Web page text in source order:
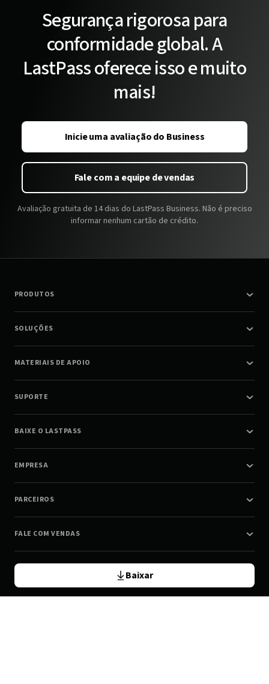
Segurança rigorosa para
conformidade global. A
LastPass oferece isso e muito
mais!
Inicie uma avaliação do Business
Fale com a equipe de vendas
Avaliação gratuita de 14 dias do LastPass Business. Não é preciso
informar nenhum cartão de crédito.
PRODUTOS
SOLUÇÕES
MATERIAIS DE APOIO
SUPORTE
BAIXE O LASTPASS
EMPRESA
PARCEIROS
FALE COM VENDAS
Baixar